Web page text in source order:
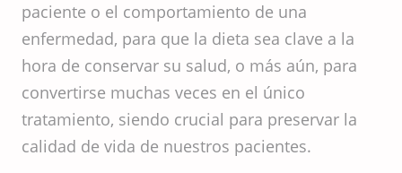
paciente o el comportamiento de una
enfermedad, para que la dieta sea clave a la
hora de conservar su salud, o más aún, para
convertirse muchas veces en el único
tratamiento, siendo crucial para preservar la
calidad de vida de nuestros pacientes.